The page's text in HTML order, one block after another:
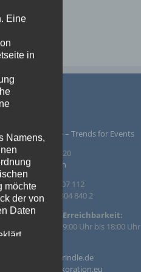
Agentur Rindle – Trends for Events
Prinzendamm 20
25436 Tornesch
Tel. +49 4122 407 112
Fax. +49 4122 404 840 2
Telefonische Erreichbarkeit:
Mo. – Fr. von 09:00 Uhr bis 18:00 Uhr
info@agentur-rindle.de
info@eventdekoration.eu
Eine
in
Namens,
möchte
der von
Daten